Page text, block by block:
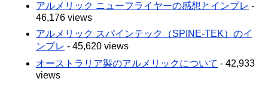
アルメリック ニューフライヤーの感想とインプレ -
46,176 views
アルメリック スパインテック（SPINE-TEK）のイ
ンプレ - 45,620 views
オーストラリア製のアルメリックについて - 42,933
views